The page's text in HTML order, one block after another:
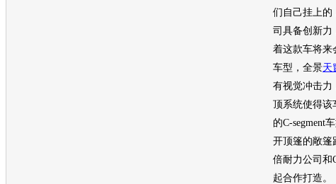
们自己挂上的
司具备创新力
着这款车将来
车型，全景天
有视觉冲击力
顶系统使得该
的C-segment
开顶篷的敞篷
倍耐力公司和
起合作打造。